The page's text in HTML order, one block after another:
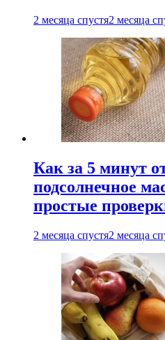
2 месяца спустя2 месяца
Как за 5 минут
подсолнечное
простые
2 месяца спустя2 месяца